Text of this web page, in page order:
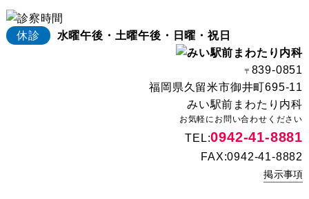
休診 水曜午後・土曜午後・日曜・祝日
〒 839-0851
福岡県久留米市御井町695-11
みい駅前まわたり内科
お気軽にお問い合わせください
TEL:0942-41-8881
FAX:0942-41-8882
掲示事項